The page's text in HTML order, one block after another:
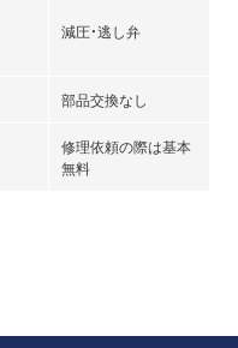
減圧・逃し弁
部品交換なし
修理依頼の際は基本
無料